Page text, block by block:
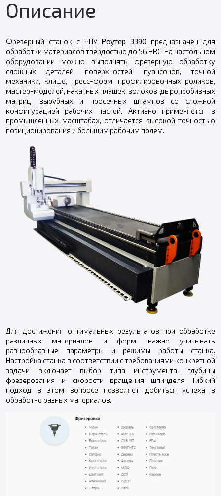
Описание
Фрезерный станок с ЧПУ Роутер 3390 предназначен для
обработки материалов твердостью до 56 HRC. На настольном
оборудовании можно выполнять фрезерную обработку
сложных деталей, поверхностей, пуансонов, точной
механики, клише, пресс-форм, профилировочных роликов,
мастер-моделей, накатных плашек, волоков, дыропробивных
матриц, вырубных и просечных штампов со сложной
конфигурацией рабочих частей. Активно применяется в
промышленных масштабах, отличается высокой точностью
позиционирования и большим рабочим полем.
Для достижения оптимальных результатов при обработке
различных материалов и форм, важно учитывать
разнообразные параметры и режимы работы станка.
Настройка станка в соответствии с требованиями конкретной
задачи включает выбор типа инструмента, глубины
фрезерования и скорости вращения шпинделя. Гибкий
подход в этом вопросе позволяет добиться успеха в
обработке разных материалов.